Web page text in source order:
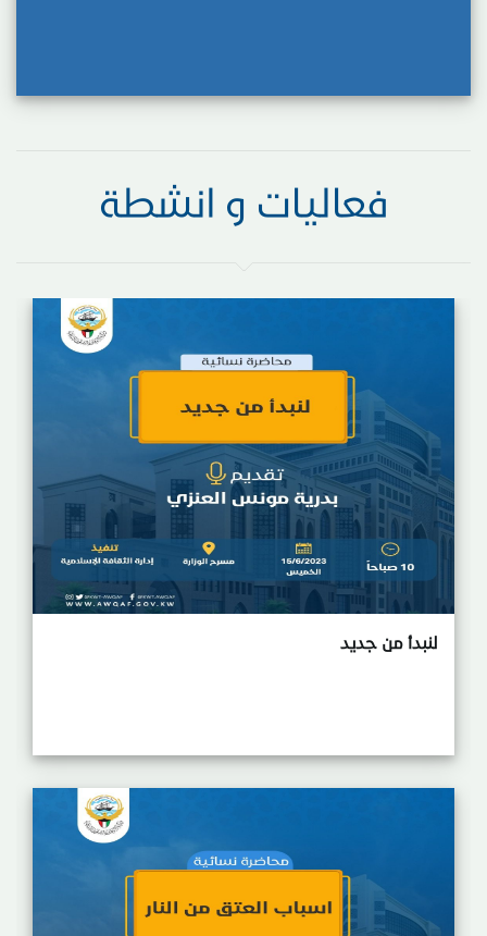
فعاليات و انشطة
لنبدأ من جديد